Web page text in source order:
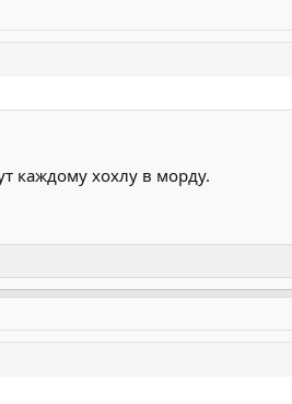
каждому хохлу в морду.